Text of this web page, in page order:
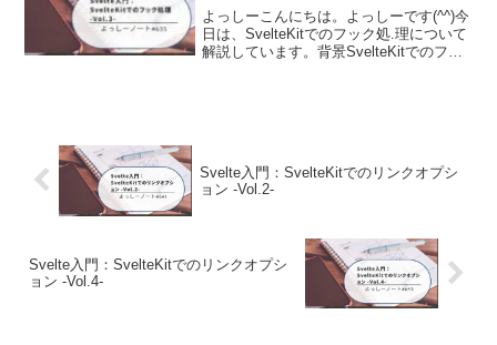
よっしーこんにちは。よっしーです(^^)今
日は、SvelteKitでのフック処.理について
解説しています。背景SvelteKitでのフッ
Svelte入門：SvelteKitでのリンクオプシ
ョン -Vol.2-
Svelte入門：SvelteKitでのリンクオプシ
ョン -Vol.4-